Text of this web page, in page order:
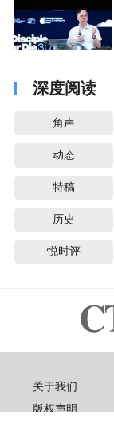
深度阅读
角声
动态
特稿
历史
悦时评
关于我们
版权声明